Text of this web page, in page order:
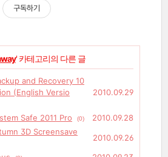
구독하기
' 카테고리의 다른 글
and Recovery 10
(English Versio
2010.09.29
Safe 2011 Pro (0)
2010.09.28
3D Screensave
2010.09.26